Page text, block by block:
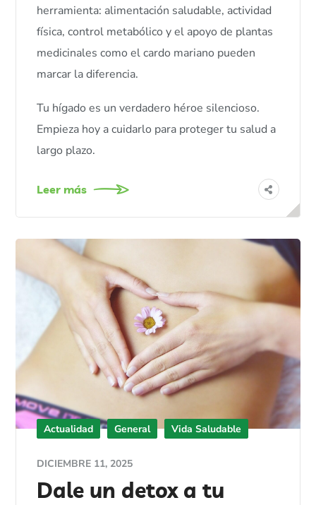
herramienta: alimentación saludable, actividad
física, control metabólico y el apoyo de plantas
medicinales como el cardo mariano pueden
marcar la diferencia.
Tu hígado es un verdadero héroe silencioso.
Empieza hoy a cuidarlo para proteger tu salud a
largo plazo.
Leer más
Actualidad General Vida Saludable
DICIEMBRE 11, 2025
Dale un detox a tu